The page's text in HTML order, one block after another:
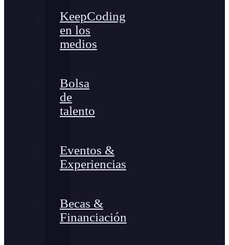
KeepCoding
en los
medios
Bolsa
de
talento
Eventos &
Experiencias
Becas &
Financiación